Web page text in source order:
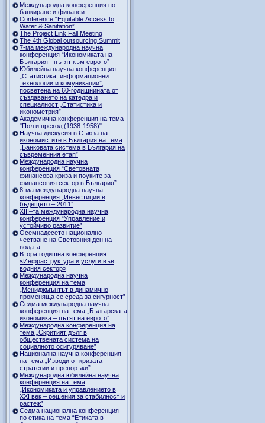
Международна конференция по
банкиране и финанси
Conference “Equitable Access to
Water & Sanitation”
The Project Link Fall Meeting
The 4th Global outsourcing Summit
7-ма международна научна
конференция “Икономиката на
България - пътят към еврото”
Юбилейна научна конференция
„Статистика, информационни
технологии и комуникации”,
посветена на 60-годишнината от
създаването на катедра и
специалност „Статистика и
иконометрия”
Академична конференция на тема
"Пол и преход (1938-1958)"
Научна дискусия в Съюза на
икономистите в България на тема
„Банковата система в България на
съвременния етап”
Международна научна
конференция “Световната
финансова криза и поуките за
финансовия сектор в България”
8-ма международна научна
конференция „Инвестиции в
бъдещето – 2011”
ХІІІ–та международна научна
конференция “Управление и
устойчиво развитие”
Осемнадесето национално
честване на Световния ден на
водата
Втора годишна конференция
«Инфраструктура и услуги във
водния сектор»
Международна научна
конференция на тема
„Мениджмънтът в динамично
променяща се среда за сигурност”
Седма международна научна
конференция на тема „Българската
икономика – пътят на еврото”
Международна конференция на
тема „Скритият дълг в
обществената система на
социалното осигуряване”
Национална научна конференция
на тема „Изводи от кризата –
стратегии и препоръки”
Международна юбилейна научна
конференция на тема
„Икономиката и управлението в
ХХI век – решения за стабилност и
растеж”
Седма национална конференция
по етика на тема “Етиката в